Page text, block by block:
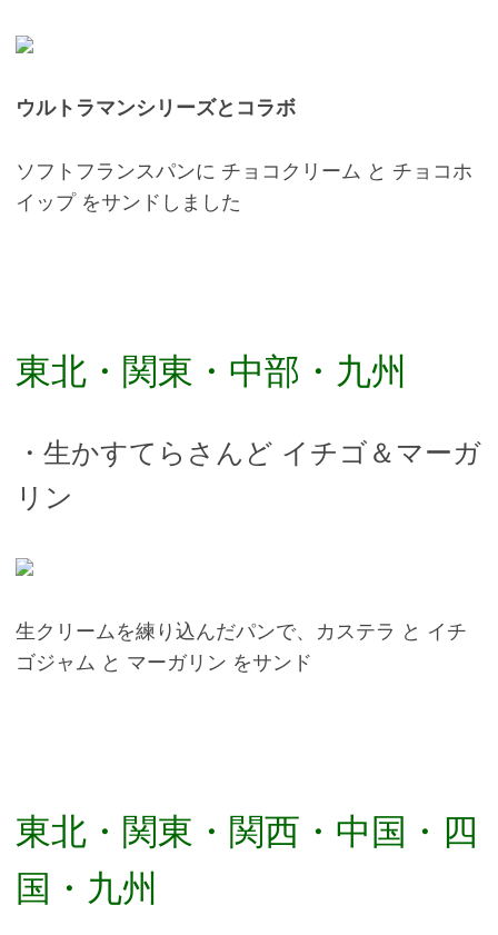
ウルトラマンシリーズとコラボ
ソフトフランスパンに チョコクリーム と チョコホ
イップ をサンドしました
東北・関東・中部・九州
・生かすてらさんど イチゴ＆マーガ
リン
生クリームを練り込んだパンで、カステラ と イチ
ゴジャム と マーガリン をサンド
東北・関東・関西・中国・四
国・九州